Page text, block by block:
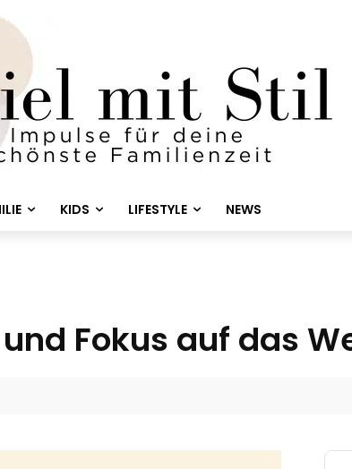
KIDS LIFESTYLE NEWS
Fokus auf das